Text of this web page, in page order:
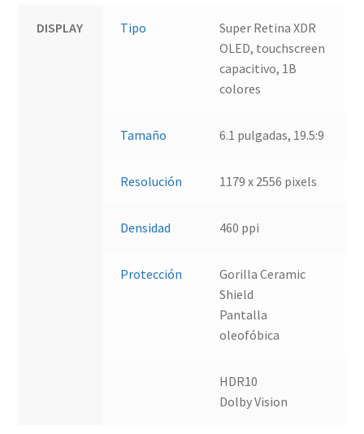
DISPLAY Tipo
Super Retina XDR
OLED, touchscreen
capacitivo, 1B
colores
Tamaño 6.1 pulgadas, 19.5:9
Resolución 1179 x 2556 pixels
Densidad 460 ppi
Protección
Gorilla Ceramic
Shield
Pantalla
oleofóbica
HDR10
Dolby Vision